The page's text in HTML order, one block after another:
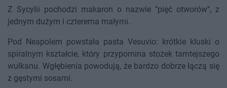
Z Sycylii pochodzi makaron o nazwie "pięć otworów", z
jednym dużym i czterema małymi.
Pod Neapolem powstała pasta Vesuvio: krótkie kluski o
spiralnym kształcie, który przypomina stożek tamtejszego
wulkanu. Wgłębienia powodują, że bardzo dobrze łączą się
z gęstymi sosami.